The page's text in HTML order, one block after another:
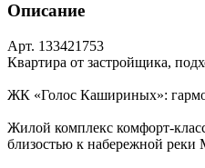
Описание
Арт. 133421753
Квартира от застройщика,
ЖК «Голос Кашириных»:
Жилой комплекс
близостью к набережной реки